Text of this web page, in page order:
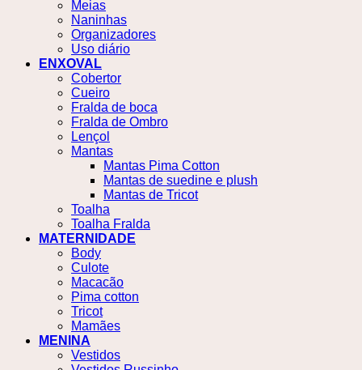
Meias
Naninhas
Organizadores
Uso diário
ENXOVAL
Cobertor
Cueiro
Fralda de boca
Fralda de Ombro
Lençol
Mantas
Mantas Pima Cotton
Mantas de suedine e plush
Mantas de Tricot
Toalha
Toalha Fralda
MATERNIDADE
Body
Culote
Macacão
Pima cotton
Tricot
Mamães
MENINA
Vestidos